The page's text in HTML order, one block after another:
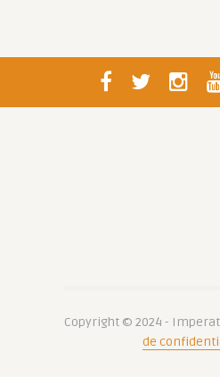
Copyright © 2024 -
de